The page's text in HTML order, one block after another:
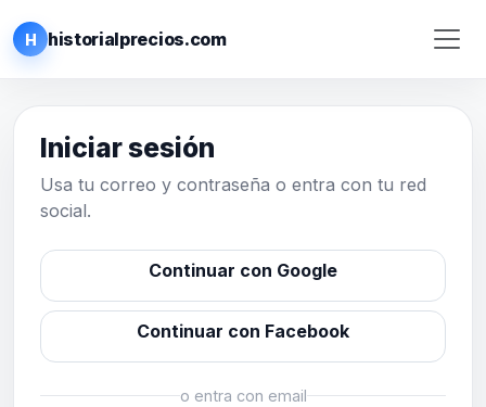
H historialprecios.com
Iniciar sesión
Usa tu correo y contraseña o entra con tu red
social.
Continuar con Google
Continuar con Facebook
o entra con email